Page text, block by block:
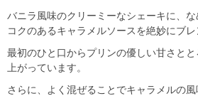
バニラ風味のクリーミーなシェーキに、
コクのあるキャラメルソースを絶妙にブレ
最初のひと口からプリンの優しい甘さと
上がっています。
さらに、よく混ぜることでキャラメルの